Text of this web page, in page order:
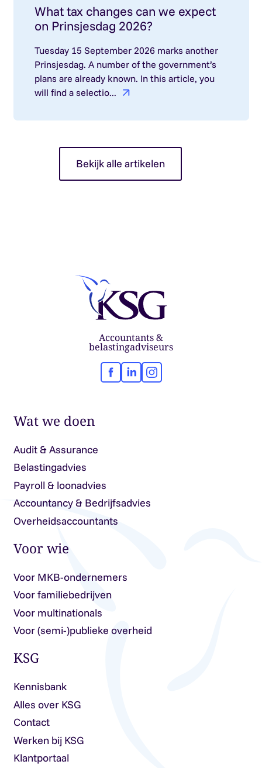
What tax changes can we expect
on Prinsjesdag 2026?
Tuesday 15 September 2026 marks another
Prinsjesdag. A number of the government’s
plans are already known. In this article, you
will find a selectio...
Bekijk alle artikelen
Accountants &
belastingadviseurs
Facebook
LinkedInInstagram
Wat we doen
Audit & Assurance
Belastingadvies
Payroll & loonadvies
Accountancy & Bedrijfsadvies
Overheidsaccountants
Voor wie
Voor MKB-ondernemers
Voor familiebedrijven
Voor multinationals
Voor (semi-)publieke overheid
KSG
Kennisbank
Alles over KSG
Contact
Werken bij KSG
Klantportaal